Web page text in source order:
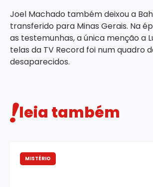
Joel Machado também deixou a
transferido para Minas Gerais. Na
as testemunhas, a única menção a
telas da TV Record foi num quadro
desaparecidos.
leia também
MISTÉRIO